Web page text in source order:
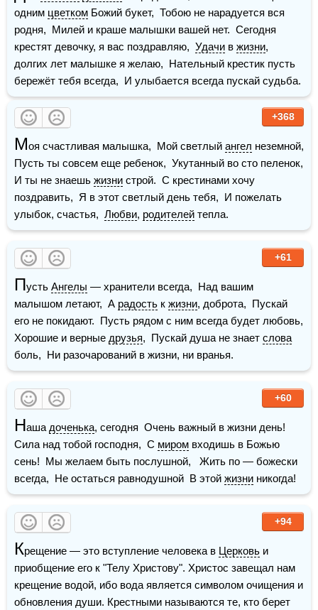
одним цветком Божий букет,  Тобою не нарадуется вся
родня,  Милей и краше малышки вашей нет.  Сегодня
крестят девочку, я вас поздравляю, Удачи в жизни,
долгих лет малышке я желаю,  Нательный крестик пусть
+368
Моя счастливая малышка,  Мой светлый ангел неземной,
Пусть ты совсем еще ребенок,  Укутанный во сто пеленок,
И ты не знаешь жизни строй.  С крестинами хочу
поздравить,  Я в этот светлый день тебя,  И пожелать
улыбок, счастья, Любви, родителей тепла.
+61
Пусть Ангелы — хранители всегда,  Над вашим
малышом летают,  А радость к жизни, доброта,  Пускай
его не покидают.  Пусть рядом с ним всегда будет любовь,
Хорошие и верные друзья,  Пускай душа не знает слова
боль,  Ни разочарований в жизни, ни вранья.
+60
Наша доченька, сегодня  Очень важный в жизни день!
Сила над тобой господня,  С миром входишь в Божью
сень!  Мы желаем быть послушной,   Жить по — божески
всегда,  Не остаться равнодушной  В этой жизни никогда!
+94
Крещение — это вступление человека в Церковь и
приобщение его к "Телу Христову". Христос завещал нам
крещение водой, ибо вода является символом очищения и
обновления души. Крестными называются те, кто берет